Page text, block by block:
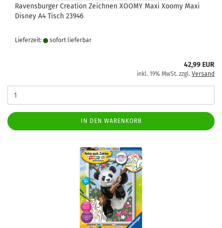
Ravensburger Creation Zeichnen XOOMY Maxi Xoomy Maxi
Disney A4 Tisch 23946
Lieferzeit: sofort lie­fer­bar
42,99 EUR
inkl. 19% MwSt. zzgl. Versand
IN DEN WARENKORB